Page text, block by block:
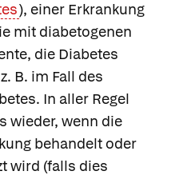
), einer Erkrankung
mit diabetogenen
die Diabetes
B. im Fall des
In aller Regel
wieder, wenn die
behandelt oder
wird (falls dies